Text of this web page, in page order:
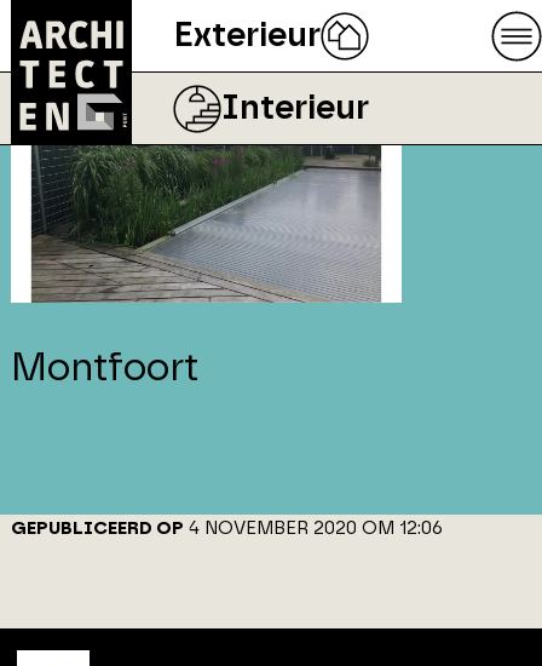
Exterieur
Interieur
Montfoort
GEPUBLICEERD OP 4 NOVEMBER 2020 OM 12:06